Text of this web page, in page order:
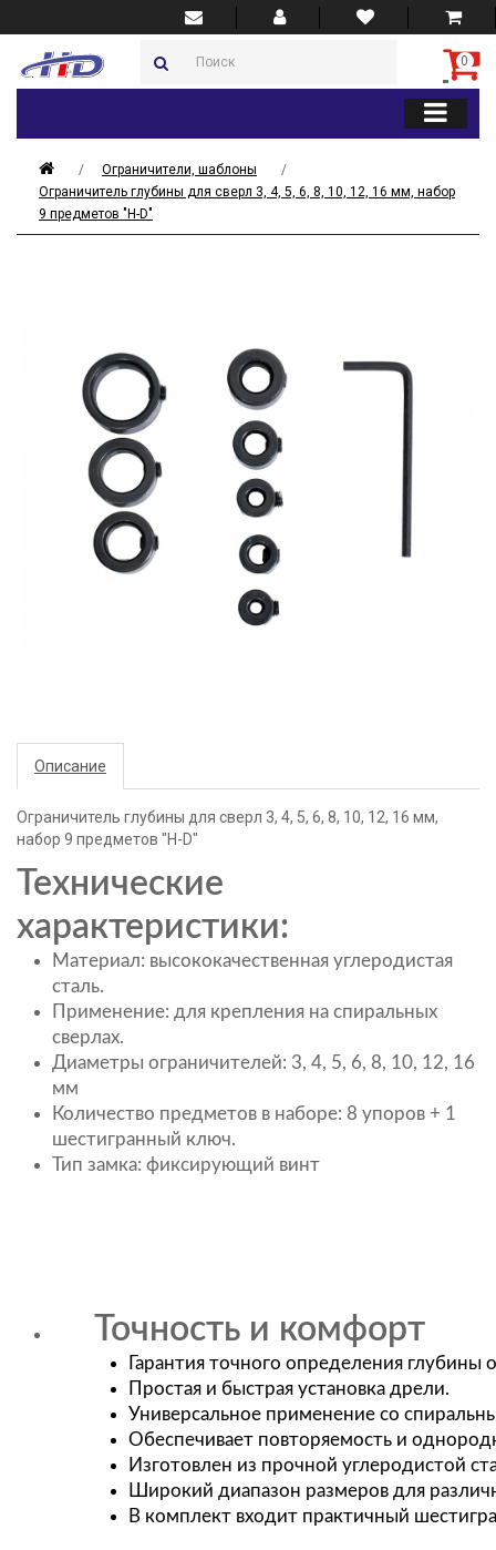
0
Ограничители, шаблоны
Ограничитель глубины для сверл 3, 4, 5, 6, 8, 10, 12, 16 мм, набор
9 предметов "H-D"
Описание
Ограничитель глубины для сверл 3, 4, 5, 6, 8, 10, 12, 16 мм,
набор 9 предметов "H-D"
Технические
характеристики:
Материал: высококачественная углеродистая
сталь.
Применение: для крепления на спиральных
сверлах.
Диаметры ограничителей: 3, 4, 5, 6, 8, 10, 12, 16
мм
Количество предметов в наборе: 8 упоров + 1
шестигранный ключ.
Тип замка: фиксирующий винт
Точность и комфорт
Гарантия точного определения глубины
Простая и быстрая установка дрели.
Универсальное применение со
Обеспечивает повторяемость и
Изготовлен из прочной углеродистой
Широкий диапазон размеров для
В комплект входит практичный